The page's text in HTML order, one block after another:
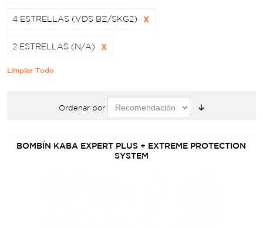
4 ESTRELLAS (VDS BZ/SKG2) X
2 ESTRELLAS (N/A) X
Limpiar Todo
Ordenar por
BOMBÍN KABA EXPERT PLUS + EXTREME PROTECTION
SYSTEM